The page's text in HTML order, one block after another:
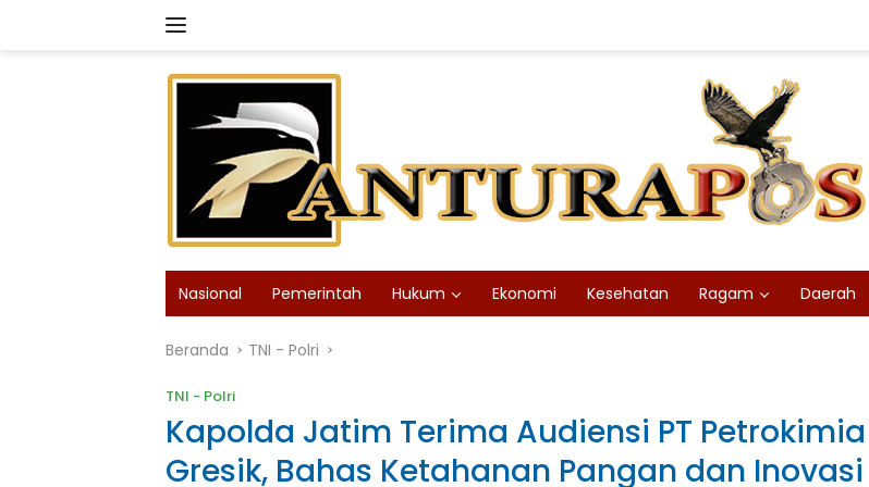
Nasional Pemerintah Hukum Ekonomi Kesehatan Ragam Daerah
Beranda TNI - Polri
TNI - Polri
Kapolda Jatim Terima Audiensi PT Petrokimia
Gresik, Bahas Ketahanan Pangan dan Inovasi